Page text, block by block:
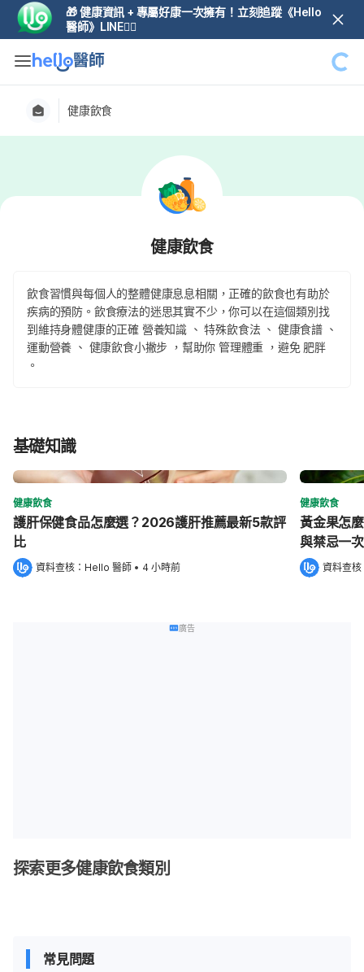
🎁 健康資訊 + 專屬好康一次擁有！立刻追蹤《Hello
醫師》LINE👆🏼
健康飲食
健康飲食
飲食習慣與每個人的整體健康息息相關，正確的飲食也有助於
疾病的預防。飲食療法的迷思其實不少，你可以在這個類別找
到維持身體健康的正確 營養知識 、 特殊飲食法 、 健康食譜 、
運動營養 、 健康飲食小撇步 ，幫助你 管理體重 ，避免 肥胖
。
基礎知識
健康飲食
護肝保健食品怎麼選？2026護肝推薦最新5款評
比
資料查核： Hello 醫師 • 4 小時前
健康飲食
黃金果怎
與禁忌一
資料查核
廣告
探索更多健康飲食類別
常見問題